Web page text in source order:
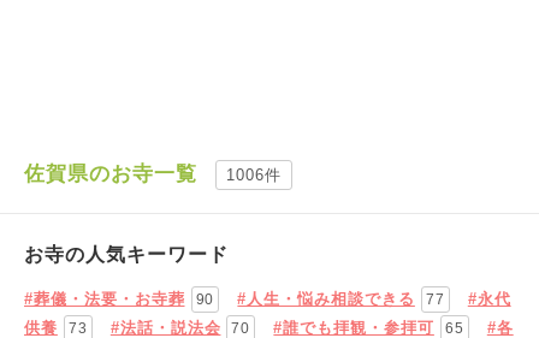
佐賀県のお寺一覧 1006件
お寺の人気キーワード
#葬儀・法要・お寺葬 90 #人生・悩み相談できる 77
#永代
供養
73 #法話・説法会 70 #誰でも拝観・参拝可 65
#各